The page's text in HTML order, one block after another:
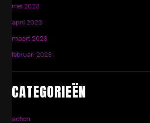
mei 2023
april 2023
maart 2023
februari 2023
CATEGORIEËN
action